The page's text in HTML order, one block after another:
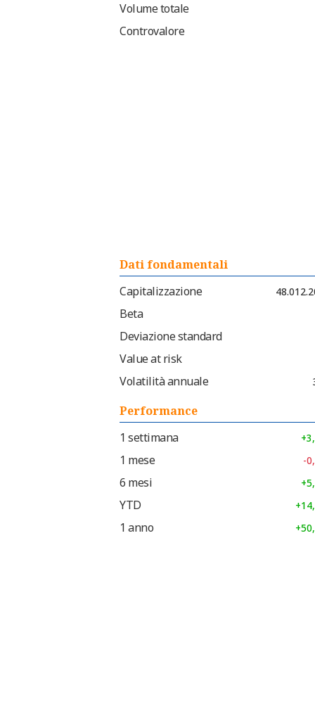
Volume totale
Controvalore
Dati fondamentali
Capitalizzazione
Beta
Deviazione standard
Value at risk
Volatilità annuale
Performance
1 settimana
1 mese -
6 mesi
YTD
1 anno